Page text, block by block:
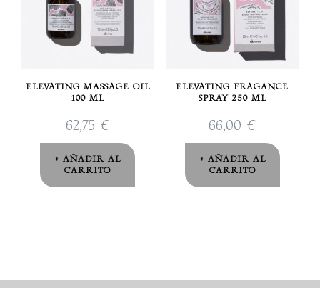
ELEVATING MASSAGE OIL
100 ML
62,75 €
AÑADIR AL
CARRITO
ELEVATING FRAGANCE
SPRAY 250 ML
66,00 €
AÑADIR AL
CARRITO